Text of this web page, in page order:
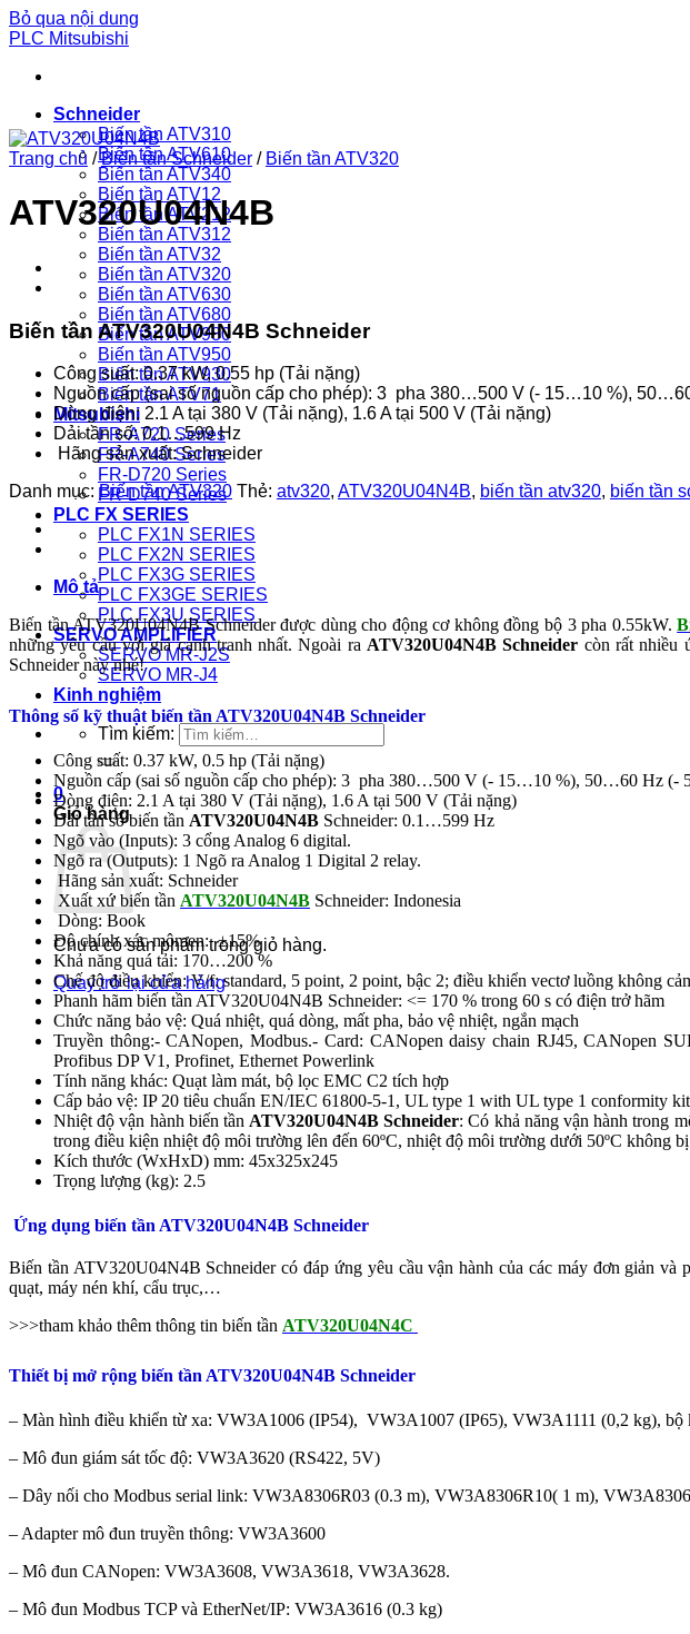
Bỏ qua nội dung
PLC Mitsubishi
Schneider
Biến tần ATV310
Biến tần ATV610
Biến tần ATV340
Biến tần ATV12
Biến tần ATV212
Biến tần ATV312
Biến tần ATV32
Biến tần ATV320
Biến tần ATV630
Biến tần ATV680
Biến tần ATV980
Biến tần ATV950
Biến tần ATV930
Biến tần ATV71
Mitsubishi
FR-A720 Series
FR-A740 Series
FR-D720 Series
FR-D740 Series
PLC FX SERIES
PLC FX1N SERIES
PLC FX2N SERIES
PLC FX3G SERIES
PLC FX3GE SERIES
PLC FX3U SERIES
SERVO AMPLIFIER
SERVO MR-J2S
SERVO MR-J4
Kinh nghiệm
Tìm kiếm:
0
Giỏ hàng
Chưa có sản phẩm trong giỏ hàng.
Quay trở lại cửa hàng
Trang chủ / Biến tần Schneider / Biến tần ATV320
ATV320U04N4B
Biến tần ATV320U04N4B Schneider
Công suất: 0.37 kW, 0.55 hp (Tải nặng)
Nguồn cấp (sai số nguồn cấp cho phép): 3 pha 380…500 V (- 15…10 %),
Dòng điện: 2.1 A tại 380 V (Tải nặng), 1.6 A tại 500 V (Tải nặng)
Dải tần số: 0.1…599 Hz
Hãng sản xuất: Schneider
Danh mục: Biến tần ATV320 Thẻ: atv320, ATV320U04N4B, biến tần atv320, biến tần
Mô tả
Biến tần ATV320U04N4B Schneider được dùng cho động cơ không đồng bộ 3 pha 0.55kW.
những yêu cầu với giá cạnh tranh nhất. Ngoài ra ATV320U04N4B Schneider còn rất nhiều
Schneider này nhé!
Thông số kỹ thuật biến tần ATV320U04N4B Schneider
Công suất: 0.37 kW, 0.5 hp (Tải nặng)
Nguồn cấp (sai số nguồn cấp cho phép): 3 pha 380…500 V (- 15…10 %), 50…60 Hz (-
Dòng điện: 2.1 A tại 380 V (Tải nặng), 1.6 A tại 500 V (Tải nặng)
Dải tần sốbiến tần ATV320U04N4B Schneider: 0.1…599 Hz
Ngõ vào (Inputs): 3 cổng Analog 6 digital.
Ngõ ra (Outputs): 1 Ngõ ra Analog 1 Digital 2 relay.
Hãng sản xuất: Schneider
Xuất xứ biến tần ATV320U04N4B Schneider: Indonesia
Dòng: Book
Độ chính xác mômen: ±15%
Khả năng quá tải: 170…200 %
Chế độ điều khiển: V/f: standard, 5 point, 2 point, bậc 2; điều khiển vectơ luồng không
Phanh hãm biến tần ATV320U04N4B Schneider: <= 170 % trong 60 s có điện trở hãm
Chức năng bảo vệ: Quá nhiệt, quá dòng, mất pha, bảo vệ nhiệt, ngắn mạch
Truyền thông:- CANopen, Modbus.- Card: CANopen daisy chain RJ45, CANopen
Profibus DP V1, Profinet, Ethernet Powerlink
Tính năng khác: Quạt làm mát, bộ lọc EMC C2 tích hợp
Cấp bảo vệ: IP 20 tiêu chuẩn EN/IEC 61800-5-1, UL type 1 with UL type 1 conformity kit
Nhiệt độ vận hành biến tần ATV320U04N4B Schneider: Có khả năng vận hành trong
trong điều kiện nhiệt độ môi trường lên đến 60ºC, nhiệt độ môi trường dưới 50ºC không
Kích thước (WxHxD) mm: 45x325x245
Trọng lượng (kg): 2.5
Ứng dụng biến tần ATV320U04N4B Schneider
Biến tần ATV320U04N4B Schneider có đáp ứng yêu cầu vận hành của các máy đơn giản
quạt, máy nén khí, cẩu trục,…
>>>tham khảo thêm thông tin biến tần ATV320U04N4C
Thiết bị mở rộng biến tần ATV320U04N4B Schneider
– Màn hình điều khiển từ xa: VW3A1006 (IP54), VW3A1007 (IP65), VW3A1111 (0,2 kg), bộ
– Mô đun giám sát tốc độ: VW3A3620 (RS422, 5V)
– Dây nối cho Modbus serial link: VW3A8306R03 (0.3 m), VW3A8306R10( 1 m),
– Adapter mô đun truyền thông: VW3A3600
– Mô đun CANopen: VW3A3608, VW3A3618, VW3A3628.
– Mô đun Modbus TCP và EtherNet/IP: VW3A3616 (0.3 kg)